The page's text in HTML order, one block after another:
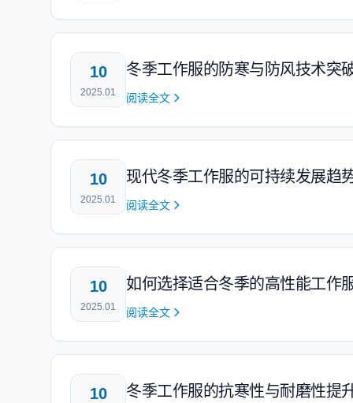
10
2025.01
冬季工作服的防寒与防风技术突
阅读全文
10
2025.01
现代冬季工作服的可持续发展趋
阅读全文
10
2025.01
如何选择适合冬季的高性能工作
阅读全文
10 冬季工作服的抗寒性与耐磨性提